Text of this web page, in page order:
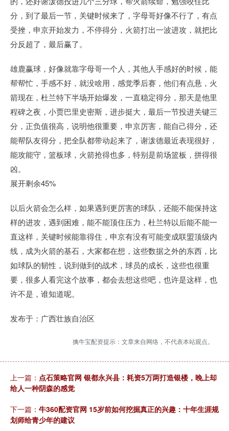
分，到了最后一节，关键时候来了，字母哥好像不行了，有点
受挫，申京开始发力，不停得分，火箭打出一波进攻，就把比
分反超了，最后赢了。
雄鹿赢球，好像就靠字母哥一个人，其他人手感好的时候，能
帮帮忙，手感不好，就没啥用，感觉季后赛，他们有点悬，火
箭现在，杜兰特下半场开始爆发，一直稳定得分，那天是他里
程碑之夜，小贾巴里史密斯，进步挺大，最后一节投进关键三
分，正负值很高，说明他很重要，申京厉害，能自己得分，还
能帮队友得分，把全队都带动起来了，谢泼德最近表现很好，
能攻能守，篮板球，火箭抢得也多，特别是前场篮板，拼得很
凶。
展开剩余45%
以后火箭会怎么样，如果遇到更厉害的球队，还能不能保持这
样的进攻，遇到困难，能不能顶住压力，杜兰特以后能不能一
直这样，关键时候能靠得住，申京有没有可能变成联盟顶级内
线，成为火箭的基石，大家都在想，这些数据之外的东西，比
如球队的韧性，说到做到的战术，球员的成长，这些也很重
要，很多人看完这个故事，都会去想这些吧，也许是这样，也
许不是，谁知道呢。
发布于：广西壮族自治区
擒牛宝配资提示：文章来自网络，不代表本站观点。
上一篇： 点石策略官网 银都永兴县：耗资5万两打造银楼，晚上却
给人一种阴森的感觉
下一篇： 牛360配资官网 15岁前如何挖掘真正的兴趣：十年生涯规
划师给青少年的建议